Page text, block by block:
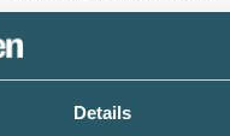
Details